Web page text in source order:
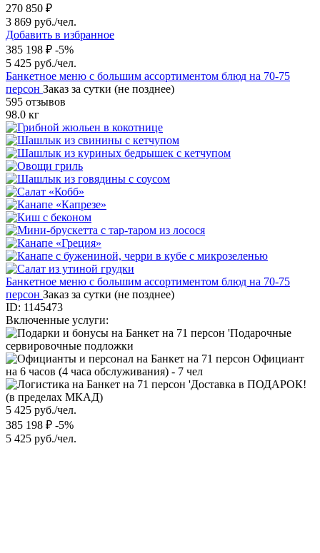
270 850 ₽
3 869 руб./чел.
Добавить в избранное
385 198 ₽ -5%
5 425 руб./чел.
Банкетное меню с большим ассортиментом блюд на 70-75
персон Заказ за сутки (не позднее)
595 отзывов
98.0 кг
Банкетное меню с большим ассортиментом блюд на 70-75
персон Заказ за сутки (не позднее)
ID: 1145473
Включенные услуги:
'Подарочные
сервировочные подложки
Официант
на 6 часов (4 часа обслуживания) - 7 чел
'Доставка в ПОДАРОК!
(в пределах МКАД)
5 425 руб./чел.
385 198 ₽ -5%
5 425 руб./чел.